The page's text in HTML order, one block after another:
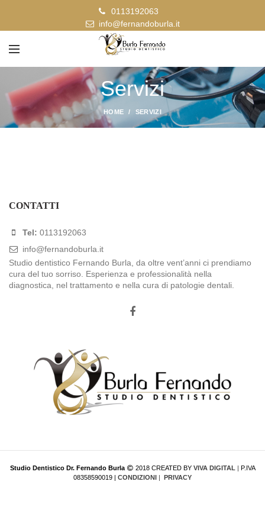
0113192063
info@fernandoburla.it
Servizi
HOME SERVIZI
CONTATTI
Tel: 0113192063
info@fernandoburla.it
Studio dentistico Fernando Burla, da oltre vent’anni ci prendiamo
cura del tuo sorriso. Esperienza e professionalità nella
diagnostica, nel trattamento e nella cura di patologie dentali.
Studio Dentistico Dr. Fernando Burla 2018 CREATED BY VIVA DIGITAL
P.IVA
08358590019 |
CONDIZIONI PRIVACY